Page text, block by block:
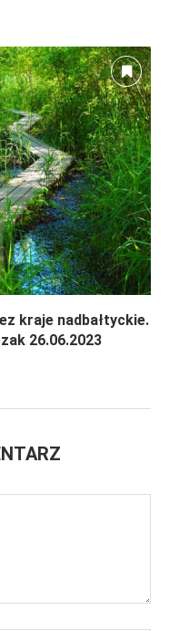
kraje nadbałtyckie.
26.06.2023